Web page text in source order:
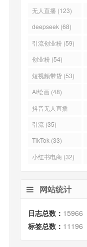
无人直播 (123)
deepseek (68)
引流创业粉 (59)
创业粉 (54)
短视频带货 (53)
AI绘画 (48)
抖音无人直播
(40)
引流 (35)
TikTok (33)
小红‬书电商 (32)
网站统计
日志总数： 15966
标签总数： 11196